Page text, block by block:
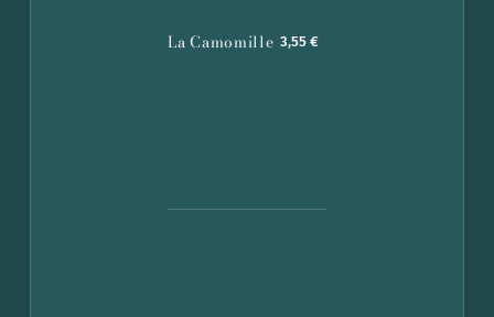
La Camomille 3,55 €